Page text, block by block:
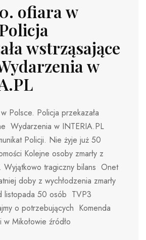
ofiara w
wstrząsające
w
Polsce. Policja przekazała
Wydarzenia w INTERIA.PL
Policji. Nie żyje już 50
Kolejne osoby zmarły z
Wyjątkowo tragiczny bilans Onet
doby z wychłodzenia zmarły
listopada 50 osób TVP3
o potrzebujących Komenda
Mikołowie źródło